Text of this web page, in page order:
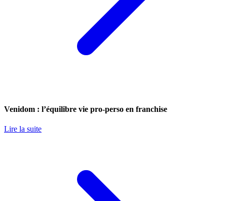
Venidom : l’équilibre vie pro-perso en franchise
Lire la suite